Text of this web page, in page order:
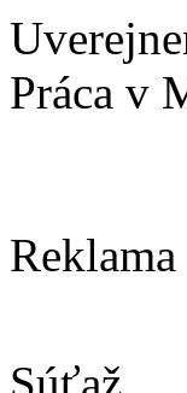
Práca v
Reklama
Súťaž